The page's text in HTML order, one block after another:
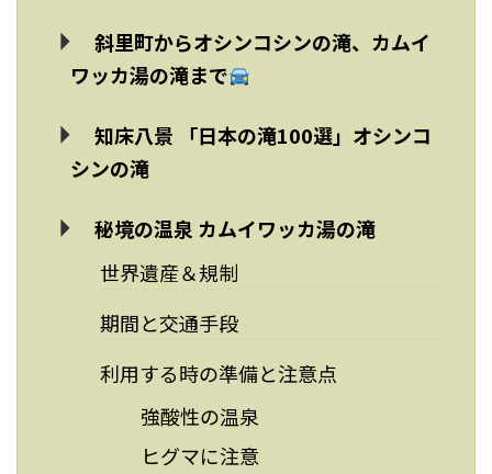
斜里町からオシンコシンの滝、カムイ
ワッカ湯の滝まで
知床八景 「日本の滝100選」オシンコ
シンの滝
秘境の温泉 カムイワッカ湯の滝
世界遺産＆規制
期間と交通手段
利用する時の準備と注意点
強酸性の温泉
ヒグマに注意